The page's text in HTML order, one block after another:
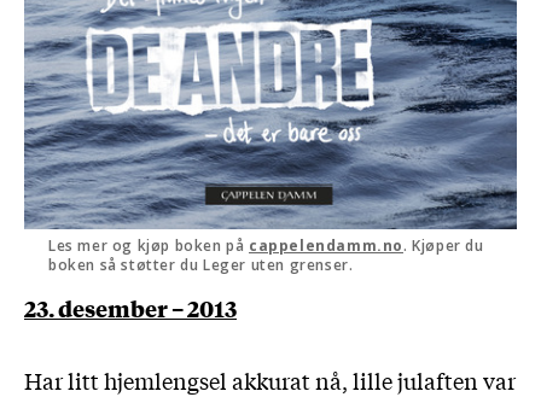
Les mer og kjøp boken på cappelendamm.no. Kjøper du
boken så støtter du Leger uten grenser.
23. desember – 2013
Har litt hjemlengsel akkurat nå, lille julaften var